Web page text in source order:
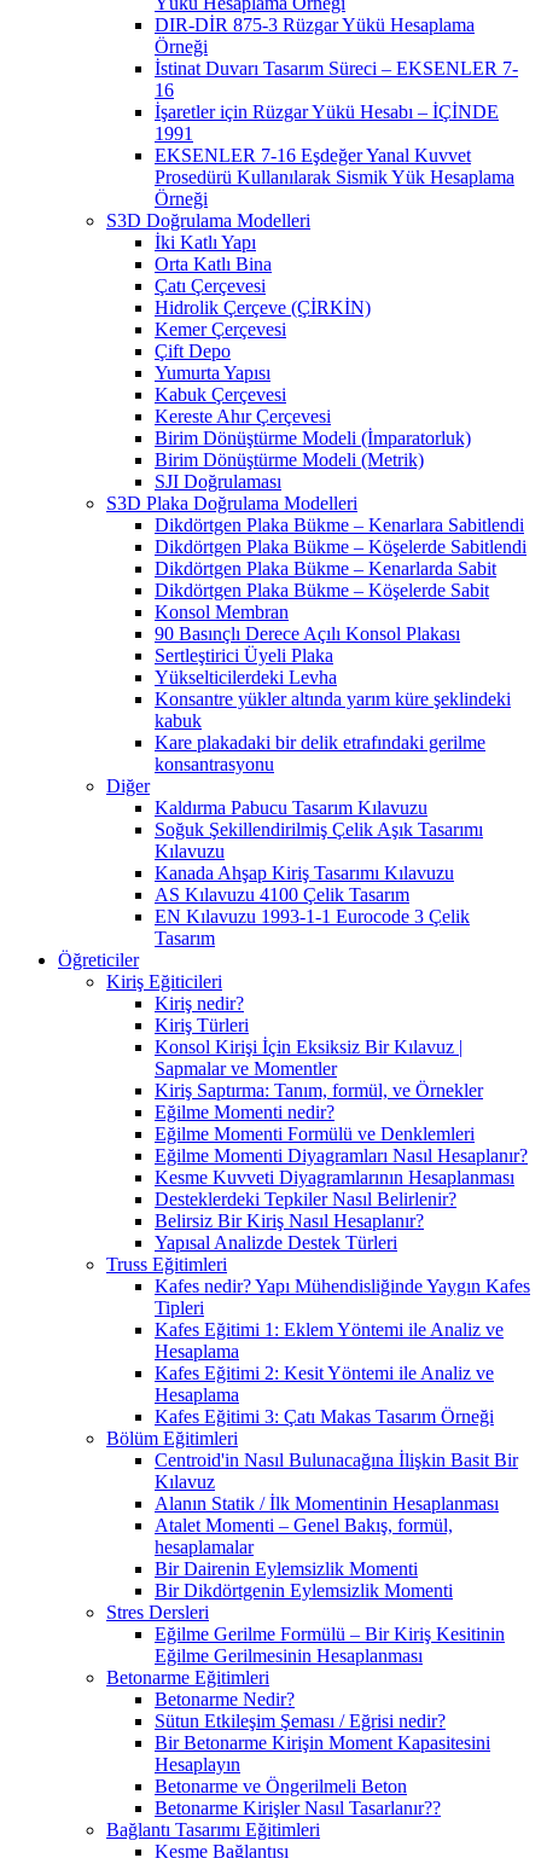
DIR-DİR 875-3 Rüzgar Yükü Hesaplama
Örneği
İstinat Duvarı Tasarım Süreci – EKSENLER 7-
16
İşaretler için Rüzgar Yükü Hesabı – İÇİNDE
1991
EKSENLER 7-16 Eşdeğer Yanal Kuvvet
Prosedürü Kullanılarak Sismik Yük Hesaplama
Örneği
S3D Doğrulama Modelleri
İki Katlı Yapı
Orta Katlı Bina
Çatı Çerçevesi
Hidrolik Çerçeve (ÇİRKİN)
Kemer Çerçevesi
Çift Depo
Yumurta Yapısı
Kabuk Çerçevesi
Kereste Ahır Çerçevesi
Birim Dönüştürme Modeli (İmparatorluk)
Birim Dönüştürme Modeli (Metrik)
SJI Doğrulaması
S3D Plaka Doğrulama Modelleri
Dikdörtgen Plaka Bükme – Kenarlara Sabitlendi
Dikdörtgen Plaka Bükme – Köşelerde Sabitlendi
Dikdörtgen Plaka Bükme – Kenarlarda Sabit
Dikdörtgen Plaka Bükme – Köşelerde Sabit
Konsol Membran
90 Basınçlı Derece Açılı Konsol Plakası
Sertleştirici Üyeli Plaka
Yükselticilerdeki Levha
Konsantre yükler altında yarım küre şeklindeki
kabuk
Kare plakadaki bir delik etrafındaki gerilme
konsantrasyonu
Diğer
Kaldırma Pabucu Tasarım Kılavuzu
Soğuk Şekillendirilmiş Çelik Aşık Tasarımı
Kılavuzu
Kanada Ahşap Kiriş Tasarımı Kılavuzu
AS Kılavuzu 4100 Çelik Tasarım
EN Kılavuzu 1993-1-1 Eurocode 3 Çelik
Tasarım
Öğreticiler
Kiriş Eğiticileri
Kiriş nedir?
Kiriş Türleri
Konsol Kirişi İçin Eksiksiz Bir Kılavuz |
Sapmalar ve Momentler
Kiriş Saptırma: Tanım, formül, ve Örnekler
Eğilme Momenti nedir?
Eğilme Momenti Formülü ve Denklemleri
Eğilme Momenti Diyagramları Nasıl Hesaplanır?
Kesme Kuvveti Diyagramlarının Hesaplanması
Desteklerdeki Tepkiler Nasıl Belirlenir?
Belirsiz Bir Kiriş Nasıl Hesaplanır?
Yapısal Analizde Destek Türleri
Truss Eğitimleri
Kafes nedir? Yapı Mühendisliğinde Yaygın Kafes
Tipleri
Kafes Eğitimi 1: Eklem Yöntemi ile Analiz ve
Hesaplama
Kafes Eğitimi 2: Kesit Yöntemi ile Analiz ve
Hesaplama
Kafes Eğitimi 3: Çatı Makas Tasarım Örneği
Bölüm Eğitimleri
Centroid'in Nasıl Bulunacağına İlişkin Basit Bir
Kılavuz
Alanın Statik / İlk Momentinin Hesaplanması
Atalet Momenti – Genel Bakış, formül,
hesaplamalar
Bir Dairenin Eylemsizlik Momenti
Bir Dikdörtgenin Eylemsizlik Momenti
Stres Dersleri
Eğilme Gerilme Formülü – Bir Kiriş Kesitinin
Eğilme Gerilmesinin Hesaplanması
Betonarme Eğitimleri
Betonarme Nedir?
Sütun Etkileşim Şeması / Eğrisi nedir?
Bir Betonarme Kirişin Moment Kapasitesini
Hesaplayın
Betonarme ve Öngerilmeli Beton
Betonarme Kirişler Nasıl Tasarlanır??
Bağlantı Tasarımı Eğitimleri
Kesme Bağlantısı